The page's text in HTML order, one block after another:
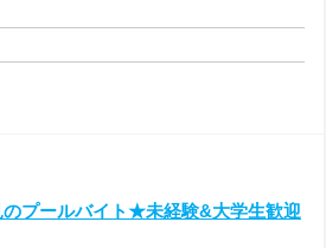
のプールバイト★未経験&大学生歓迎